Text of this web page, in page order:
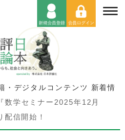
・デジタルコンテンツ 新着情
数学セミナー2025年12月
信開始！